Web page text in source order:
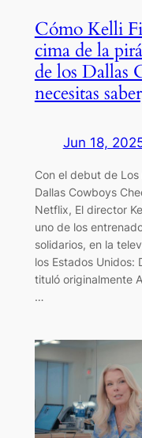
Cómo Kelli
cima de la
de los Dallas
necesitas
Jun 18,
Con el debut de
Dallas Cowboys
Netflix, El director
uno de los
solidarios, en la
los Estados Unidos:
tituló originalmente
…